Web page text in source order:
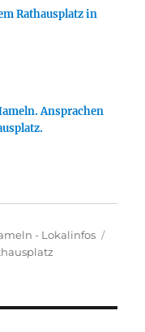
Rathausplatz in
Ansprachen
- Lokalinfos